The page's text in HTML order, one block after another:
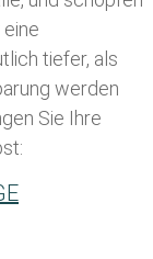
tiefer, als
werden
Sie Ihre